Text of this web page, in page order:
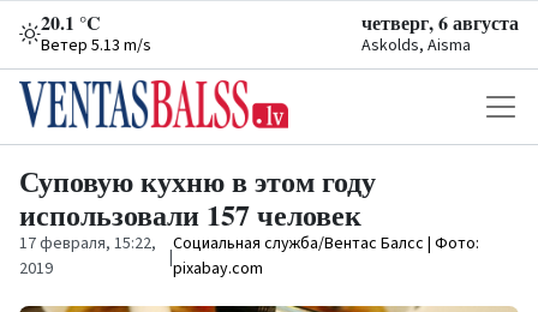
20.1 °C
Ветер 5.13 m/s
четверг, 6 августа
Askolds, Aisma
Суповую кухню в этом году
использовали 157 человек
17 февраля, 15:22,
2019
|
Социальная служба/Вентас Балсс | Фото:
pixabay.com